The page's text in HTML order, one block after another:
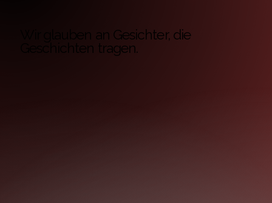
Wir glauben an Gesichter, die
Geschichten tragen.